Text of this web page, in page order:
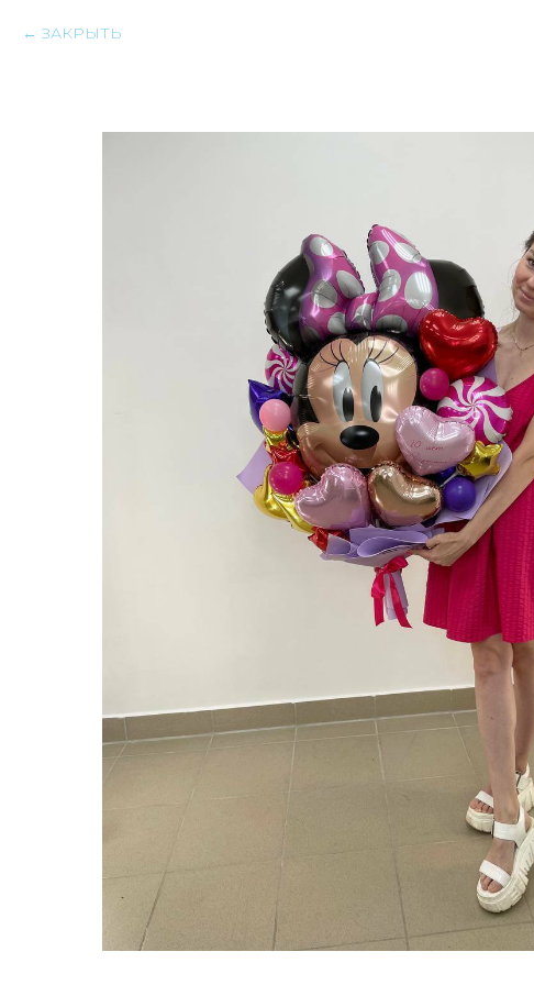
ЗАКРЫТЬ